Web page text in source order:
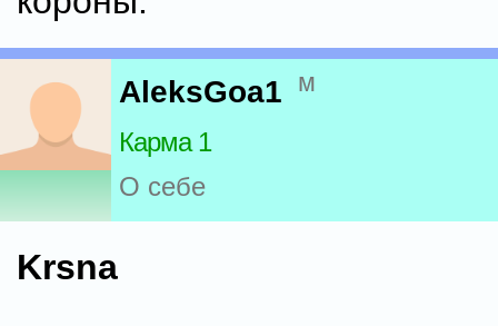
AleksGoa1 м
Карма 1
О себе
Krsna